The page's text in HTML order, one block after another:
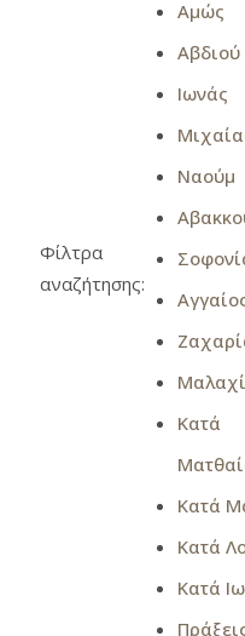
Φίλτρα
αναζήτησης:
Αμώς
Αβδιού
Ιωνάς
Ναούμ
Κατά
Κατά
Κατά
Κατά